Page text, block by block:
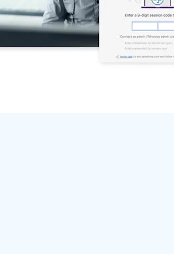
盾牌（反詐騙）
所有產品
業
Nederlands
Português
简体中文